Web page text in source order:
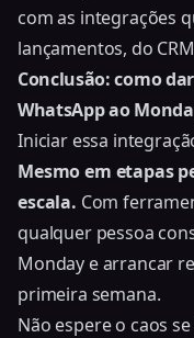
com as integrações
lançamentos, do
Conclusão: como
WhatsApp ao
Iniciar essa
Mesmo em etapas
escala. Com
qualquer pessoa
Monday e arrancar
primeira semana.
Não espere o caos